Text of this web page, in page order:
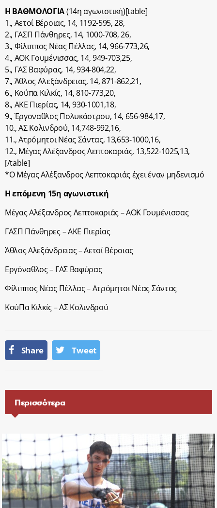
Η ΒΑΘΜΟΛΟΓΙΑ(14η αγωνιστική)[table]
1., Αετοί Βέροιας, 14, 1192-595, 28,
2., ΓΑΣΠ Πάνθηρες, 14, 1000-708, 26,
3., Φίλιππος Νέας Πέλλας, 14, 966-773,26,
4., ΑΟΚ Γουμένισσας, 14, 949-703,25,
5., ΓΑΣ Βαφύρας, 14, 934-804,22,
7., Άθλος Αλεξάνδρειας, 14, 871-862,21,
6., Κούπα Κιλκίς, 14, 810-773,20,
8., ΑΚΕ Πιερίας, 14, 930-1001,18,
9., Έργοναθλος Πολυκάστρου, 14, 656-984,17,
10., ΑΣ Κολινδρού, 14,748-992,16,
11., Ατρόμητοι Νέας Σάντας, 13,653-1000,16,
12., Μέγας Αλέξανδρος Λεπτοκαριάς, 13,522-1025,13,
[/table]
*O Μέγας Αλέξανδρος Λεπτοκαριάς έχει έναν μηδενισμό
Η επόμενη 15η αγωνιστική
Μέγας Αλέξανδρος Λεπτοκαριάς – ΑΟΚ Γουμένισσας
ΓΑΣΠ Πάνθηρες – ΑΚΕ Πιερίας
Άθλος Αλεξάνδρειας – Αετοί Βέροιας
Εργόναθλος – ΓΑΣ Βαφύρας
Φίλιππος Νέας Πέλλας – Ατρόμητοι Νέας Σάντας
ΚούΠα Κιλκίς – ΑΣ Κολινδρού
Share Tweet
Περισσότερα